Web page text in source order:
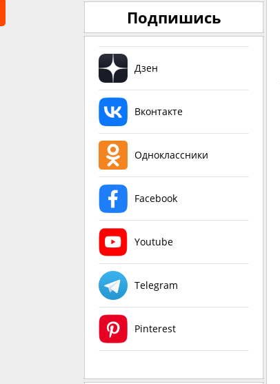
Подпишись
Дзен
Вконтакте
Одноклассники
Facebook
Youtube
Telegram
Pinterest